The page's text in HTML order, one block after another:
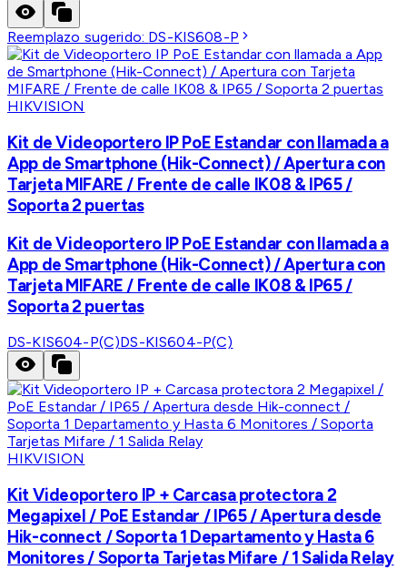
Reemplazo sugerido: DS-KIS608-P
HIKVISION
Kit de Videoportero IP PoE Estandar con llamada a
App de Smartphone (Hik-Connect) / Apertura con
Tarjeta MIFARE / Frente de calle IK08 & IP65 /
Soporta 2 puertas
Kit de Videoportero IP PoE Estandar con llamada a
App de Smartphone (Hik-Connect) / Apertura con
Tarjeta MIFARE / Frente de calle IK08 & IP65 /
Soporta 2 puertas
DS-KIS604-P(C)DS-KIS604-P(C)
HIKVISION
Kit Videoportero IP + Carcasa protectora 2
Megapixel / PoE Estandar / IP65 / Apertura desde
Hik-connect / Soporta 1 Departamento y Hasta 6
Monitores / Soporta Tarjetas Mifare / 1 Salida Relay